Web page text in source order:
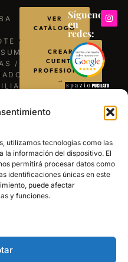
utilizamos tecnologías como las
la información del dispositivo. El
permitirá procesar datos como
identificaciones únicas en este
puede afectar
y funciones.
/
VER
CATÁLOGO
CREAR
CUENTA
PROFESIONAL
→
POR
WHATSAPP
Síguenos
en
redes: